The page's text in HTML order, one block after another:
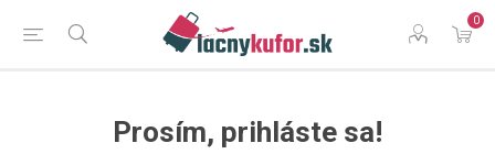
0
Prosím, prihláste sa!